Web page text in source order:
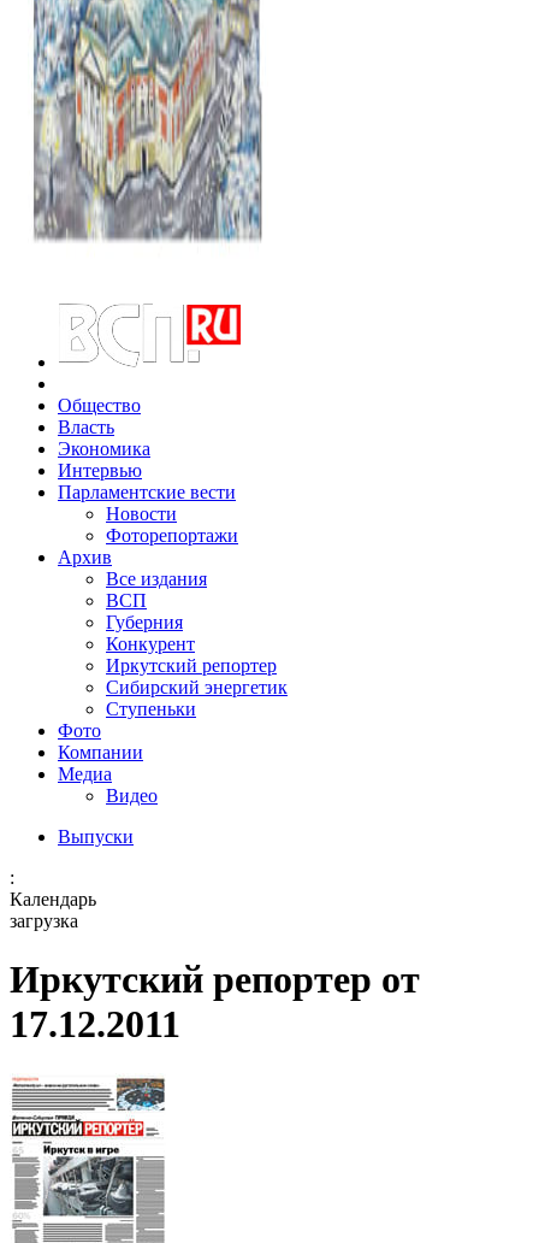
Общество
Власть
Экономика
Интервью
Парламентские вести
Новости
Фоторепортажи
Архив
Все издания
ВСП
Губерния
Конкурент
Иркутский репортер
Сибирский энергетик
Ступеньки
Фото
Компании
Медиа
Видео
Выпуски
:
Календарь
загрузка
Иркутский репортер от
17.12.2011